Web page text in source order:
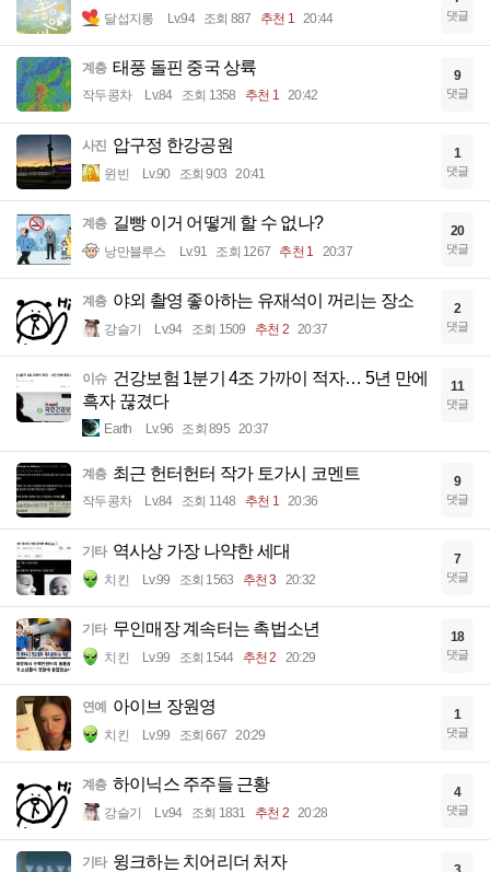
달섭지롱 Lv.94 조회 887 추천 1 20:44 댓글
계층 태풍 돌핀 중국 상륙
작두콩차 Lv.84 조회 1358 추천 1 20:42
9
댓글
사진 압구정 한강공원
윈빈 Lv.90 조회 903 20:41
1
댓글
계층 길빵 이거 어떻게 할 수 없나?
낭만블루스 Lv.91 조회 1267 추천 1 20:37
20
댓글
계층 야외 촬영 좋아하는 유재석이 꺼리는 장소
강슬기 Lv.94 조회 1509 추천 2 20:37
2
댓글
이슈 건강보험 1분기 4조 가까이 적자… 5년 만에
흑자 끊겼다
Earth Lv.96 조회 895 20:37
11
댓글
계층 최근 헌터헌터 작가 토가시 코멘트
작두콩차 Lv.84 조회 1148 추천 1 20:36
9
댓글
기타 역사상 가장 나약한 세대
치킨 Lv.99 조회 1563 추천 3 20:32
7
댓글
기타 무인매장 계속터는 촉법소년
치킨 Lv.99 조회 1544 추천 2 20:29
18
댓글
연예 아이브 장원영
치킨 Lv.99 조회 667 20:29
1
댓글
계층 하이닉스 주주들 근황
강슬기 Lv.94 조회 1831 추천 2 20:28
4
댓글
기타 윙크하는 치어리더 처자